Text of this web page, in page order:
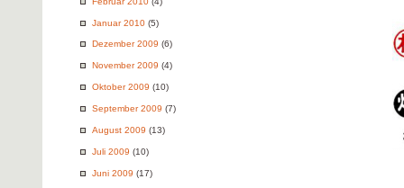
Januar 2010 (5)
Dezember 2009 (6)
November 2009 (4)
Oktober 2009 (10)
September 2009 (7)
August 2009 (13)
Juli 2009 (10)
Juni 2009 (17)